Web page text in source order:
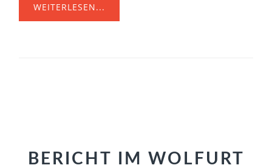
WEITERLESEN...
BERICHT IM WOLFURT